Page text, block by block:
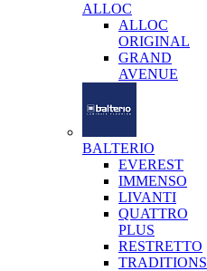
ALLOC
ALLOC
ORIGINAL
GRAND
AVENUE
BALTERIO
EVEREST
IMMENSO
LIVANTI
QUATTRO
PLUS
RESTRETTO
TRADITIONS